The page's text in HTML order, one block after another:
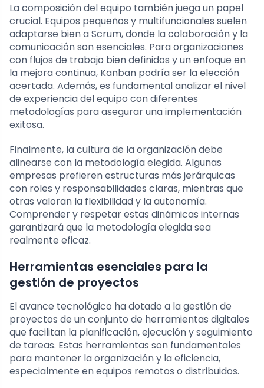
La composición del equipo también juega un papel
crucial. Equipos pequeños y multifuncionales suelen
adaptarse bien a Scrum, donde la colaboración y la
comunicación son esenciales. Para organizaciones
con flujos de trabajo bien definidos y un enfoque en
la mejora continua, Kanban podría ser la elección
acertada. Además, es fundamental analizar el nivel
de experiencia del equipo con diferentes
metodologías para asegurar una implementación
exitosa.
Finalmente, la cultura de la organización debe
alinearse con la metodología elegida. Algunas
empresas prefieren estructuras más jerárquicas
con roles y responsabilidades claras, mientras que
otras valoran la flexibilidad y la autonomía.
Comprender y respetar estas dinámicas internas
garantizará que la metodología elegida sea
realmente eficaz.
Herramientas esenciales para la
gestión de proyectos
El avance tecnológico ha dotado a la gestión de
proyectos de un conjunto de herramientas digitales
que facilitan la planificación, ejecución y seguimiento
de tareas. Estas herramientas son fundamentales
para mantener la organización y la eficiencia,
especialmente en equipos remotos o distribuidos.